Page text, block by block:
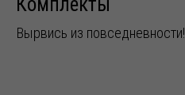
Вырвись из повседневности!